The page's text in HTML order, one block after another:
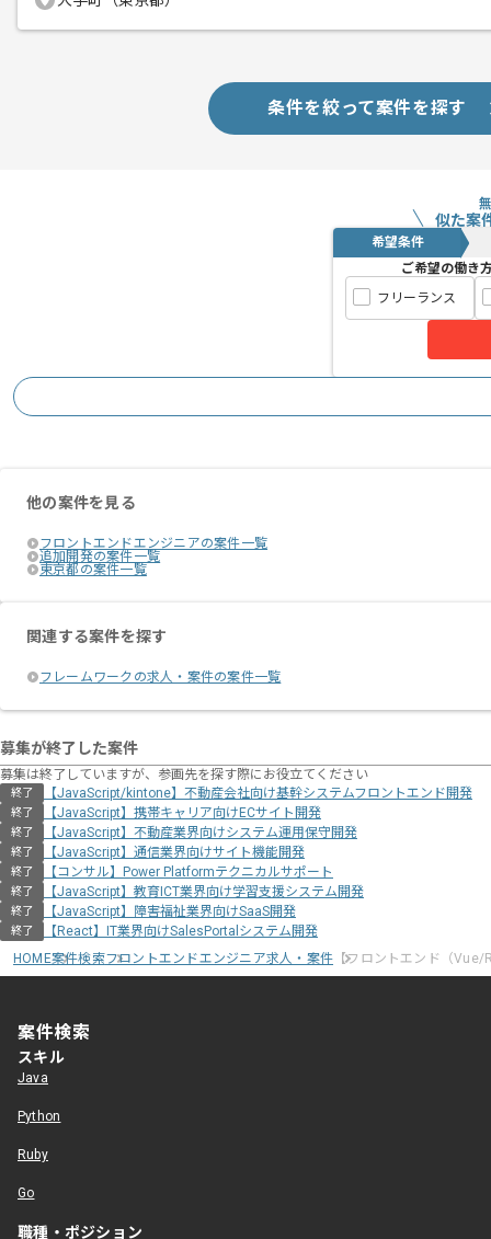
条件を絞って案件を探す
似た案
希望条件
ご希望の働き
フリーランス
他の案件を見る
フロントエンドエンジニアの案件一覧
追加開発の案件一覧
東京都の案件一覧
関連する案件を探す
フレームワークの求人・案件の案件一覧
募集が終了した案件
募集は終了していますが、参画先を探す際にお役立てください
終了 【JavaScript/kintone】不動産会社向け基幹システムフロントエンド開発
終了 【JavaScript】携帯キャリア向けECサイト開発
終了 【JavaScript】不動産業界向けシステム運用保守開発
終了 【JavaScript】通信業界向けサイト機能開発
終了 【コンサル】Power Platformテクニカルサポート
終了 【JavaScript】教育ICT業界向け学習支援システム開発
終了 【JavaScript】障害福祉業界向けSaaS開発
終了
【React】IT業界向けSalesPortalシステム開発
HOME案件検索フロントエンドエンジニア求人・案件 【フロントエンド（
案件検索
スキル
Java
Python
Ruby
Go
職種・ポジション